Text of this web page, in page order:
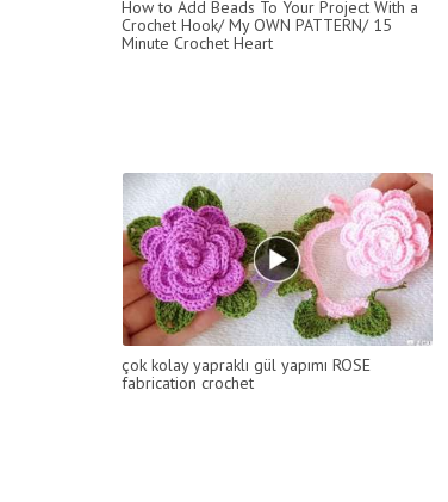
How to Add Beads To Your Project With a
Crochet Hook/ My OWN PATTERN/ 15
Minute Crochet Heart
çok kolay yapraklı gül yapımı ROSE
fabrication crochet